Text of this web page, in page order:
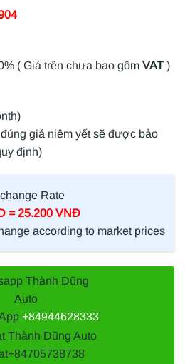
( Giá trên chưa bao gồmVAT )
giá niêm yết sẽ được bảo
định)
Rate
= 25.200 VNĐ
according to market prices
+84944628333
+84705738738